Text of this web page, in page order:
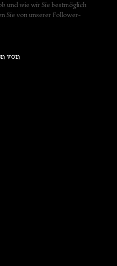
und wie wir Sie bestmöglich
Sie von unserer Follower-
von